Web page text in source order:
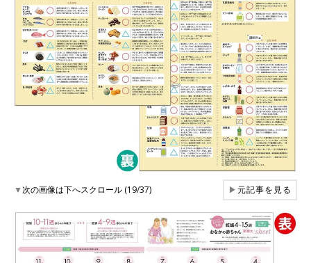
▼次の画像は下へスクロール (19/37) ▶元記事を見る